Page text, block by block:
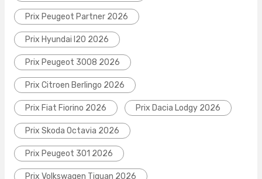
Prix Peugeot Partner 2026
Prix Hyundai I20 2026
Prix Peugeot 3008 2026
Prix Citroen Berlingo 2026
Prix Fiat Fiorino 2026 Prix Dacia Lodgy 2026
Prix Skoda Octavia 2026
Prix Peugeot 301 2026
Prix Volkswagen Tiguan 2026